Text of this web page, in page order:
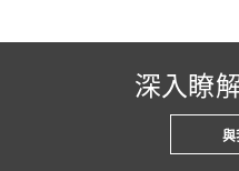
深入瞭
與